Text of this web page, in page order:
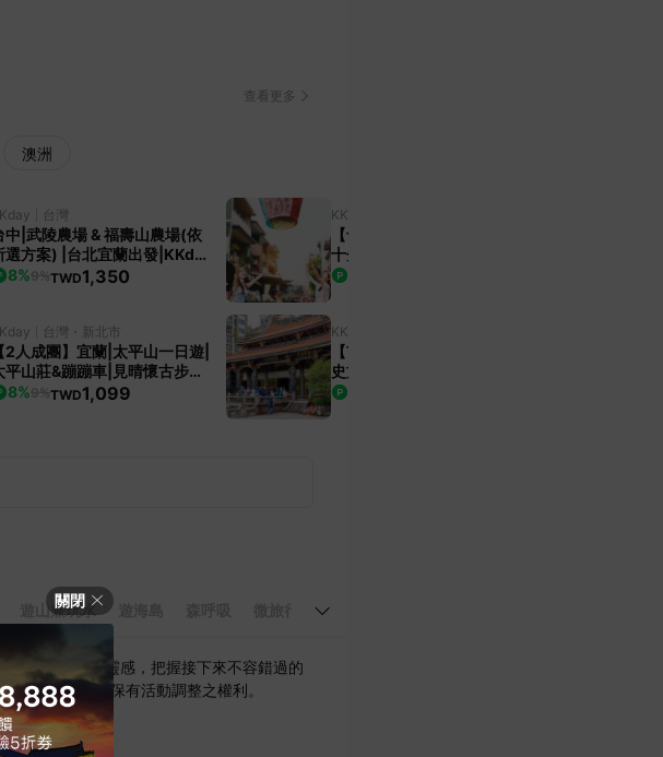
查看更多
澳洲
台灣
|武陵農場 & 福壽山農場(依
選方案) |台北宜蘭出發|KKday
屬團
8% TWD1,350
台灣・新北市
【2人成團】宜蘭|太平山一日遊|
平山莊&蹦蹦車|見晴懷古步道
之澤溫泉|台北宜蘭出發|中英
8% TWD1,099
KKday
【含1人成團方案】九份&野柳&
十分&阿妹茶樓&黃金瀑布 一日
遊|日間夜間 多語服務|可加購台
KKday
【市區徒步導覽】台北|龍山寺歷
史文化之旅|中英日解說服務|KK
day 專屬團
遊山兼玩水 享飯店
找下一趟出遊靈感，把握接下來不容錯過的
準，LINE旅遊保有活動調整之權利。
關閉